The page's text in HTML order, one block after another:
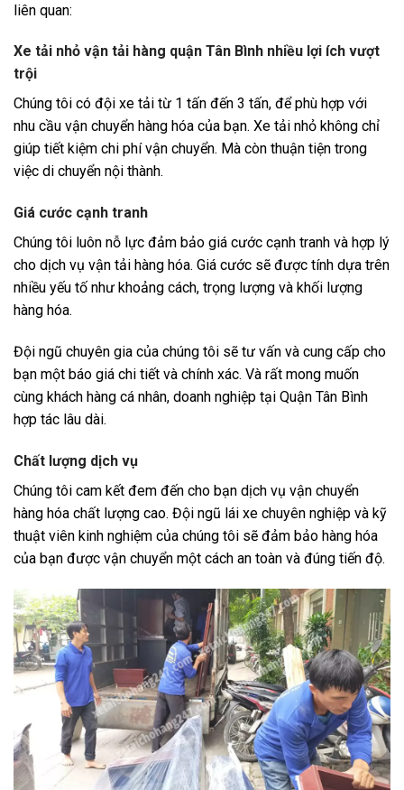
liên quan:
Xe tải nhỏ vận tải hàng quận Tân Bình nhiều lợi ích vượt
trội
Chúng tôi có đội xe tải từ 1 tấn đến 3 tấn, để phù hợp với
nhu cầu vận chuyển hàng hóa của bạn. Xe tải nhỏ không chỉ
giúp tiết kiệm chi phí vận chuyển. Mà còn thuận tiện trong
việc di chuyển nội thành.
Giá cước cạnh tranh
Chúng tôi luôn nỗ lực đảm bảo giá cước cạnh tranh và hợp lý
cho dịch vụ vận tải hàng hóa. Giá cước sẽ được tính dựa trên
nhiều yếu tố như khoảng cách, trọng lượng và khối lượng
hàng hóa.
Đội ngũ chuyên gia của chúng tôi sẽ tư vấn và cung cấp cho
bạn một báo giá chi tiết và chính xác. Và rất mong muốn
cùng khách hàng cá nhân, doanh nghiệp tại Quận Tân Bình
hợp tác lâu dài.
Chất lượng dịch vụ
Chúng tôi cam kết đem đến cho bạn dịch vụ vận chuyển
hàng hóa chất lượng cao. Đội ngũ lái xe chuyên nghiệp và kỹ
thuật viên kinh nghiệm của chúng tôi sẽ đảm bảo hàng hóa
của bạn được vận chuyển một cách an toàn và đúng tiến độ.